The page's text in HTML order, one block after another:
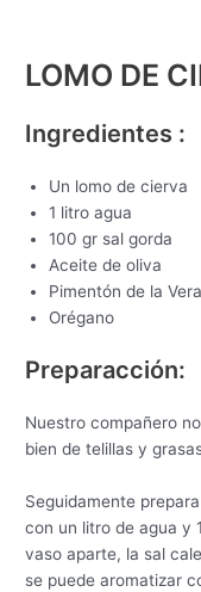
LOMO DE
Ingredientes :
Un lomo de cierva
1 litro agua
100 gr sal gorda
Aceite de oliva
Pimentón de la Vera
Orégano
Preparacción:
Nuestro compañero
bien de telillas y
Seguidamente
con un litro de agua y
vaso aparte, la sal
se puede aromatizar